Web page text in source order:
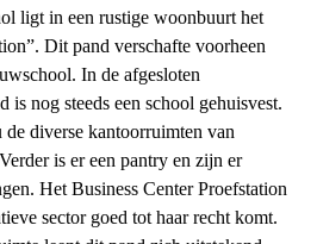
ligt in een rustige woonbuurt het
Dit pand verschafte voorheen
In de afgesloten
is nog steeds een school gehuisvest.
de diverse kantoorruimten van
is er een pantry en zijn er
Het Business Center Proefstation
sector goed tot haar recht komt.